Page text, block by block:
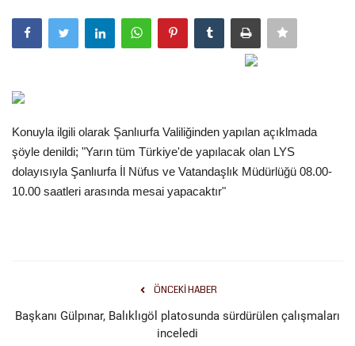
Şanlıurfa
Spor
Gündem
Tekno Bilim
Konuyla ilgili olarak Şanlıurfa Valiliğinden yapılan açıklmada
şöyle denildi; "Yarın tüm Türkiye'de yapılacak olan LYS
dolayısıyla Şanlıurfa İl Nüfus ve Vatandaşlık Müdürlüğü 08.00-
10.00 saatleri arasında mesai yapacaktır"
ÖNCEKI HABER
Başkanı Gülpınar, Balıklıgöl platosunda sürdürülen çalışmaları
inceledi